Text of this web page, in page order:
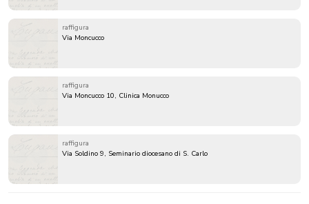
raffigura
Via Moncucco
raffigura
Via Moncucco 10, Clinica Monucco
raffigura
Via Soldino 9, Seminario diocesano di S. Carlo